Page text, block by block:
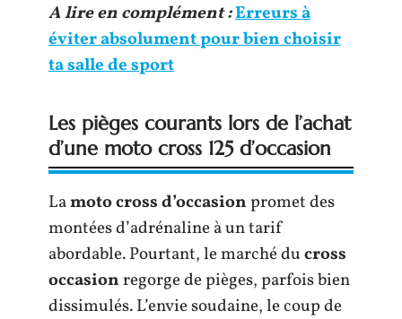
A lire en complément :Erreurs à
éviter absolument pour bien choisir
ta salle de sport
Les pièges courants lors de l’achat
d’une moto cross 125 d’occasion
Lamoto cross d’occasionpromet des
montées d’adrénaline à un tarif
abordable. Pourtant, le marché ducross
occasionregorge de pièges, parfois bien
dissimulés. L’envie soudaine, le coup de